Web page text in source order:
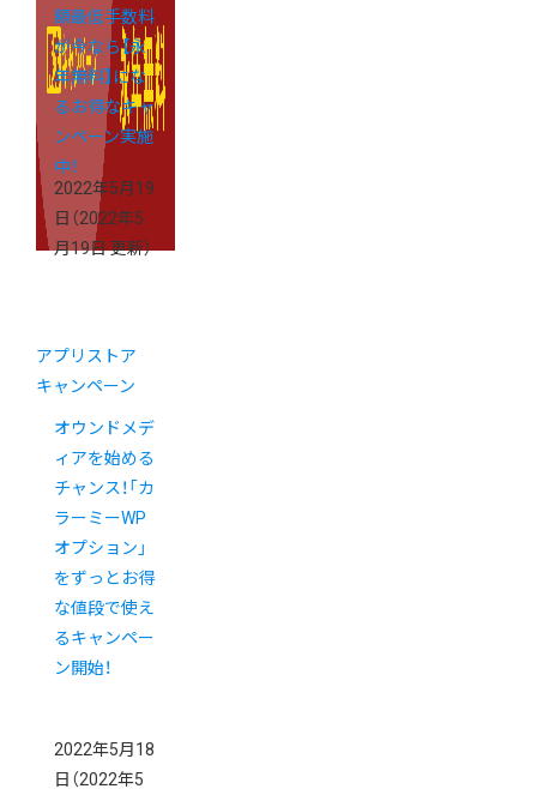
額最低手数料
が今なら【永
年無料】にな
るお得なキャ
ンペーン実施
中！
2022年5月19
日 （2022年5
月19日 更新）
アプリストア
キャンペーン
オウンドメデ
ィアを始める
チャンス！「カ
ラーミーWP
オプション」
をずっとお得
な値段で使え
るキャンペー
ン開始！
2022年5月18
日 （2022年5